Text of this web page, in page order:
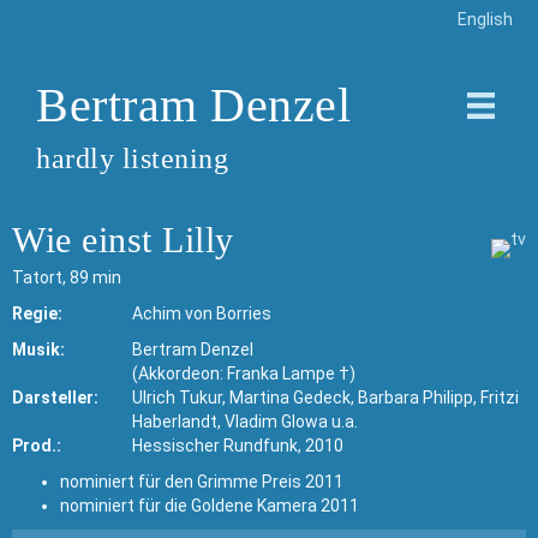
English
Bertram Denzel
hardly listening
Wie einst Lilly
Tatort, 89 min
Regie:
Achim von Borries
Musik:
Bertram Denzel
(Akkordeon: Franka Lampe †)
Darsteller:
Ulrich Tukur, Martina Gedeck, Barbara Philipp, Fritzi
Haberlandt, Vladim Glowa u.a.
Prod.:
Hessischer Rundfunk, 2010
nominiert für den Grimme Preis 2011
nominiert für die Goldene Kamera 2011